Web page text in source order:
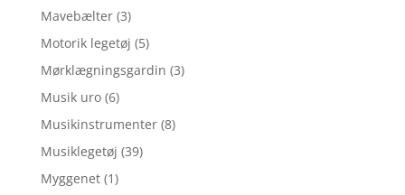
Mavebælter (3)
Motorik legetøj (5)
Mørklægningsgardin (3)
Musik uro (6)
Musikinstrumenter (8)
Musiklegetøj (39)
Myggenet (1)